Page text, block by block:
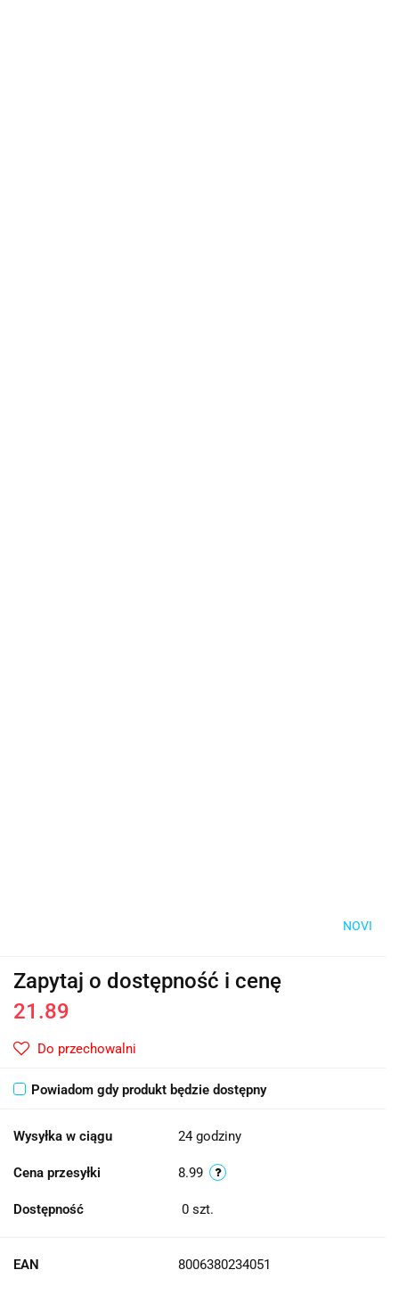
NOVI
Zapytaj o dostępność i cenę
21.89
Do przechowalni
Powiadom gdy produkt będzie dostępny
Wysyłka w ciągu 24 godziny
Cena przesyłki 8.99
Dostępność 0 szt.
EAN 8006380234051